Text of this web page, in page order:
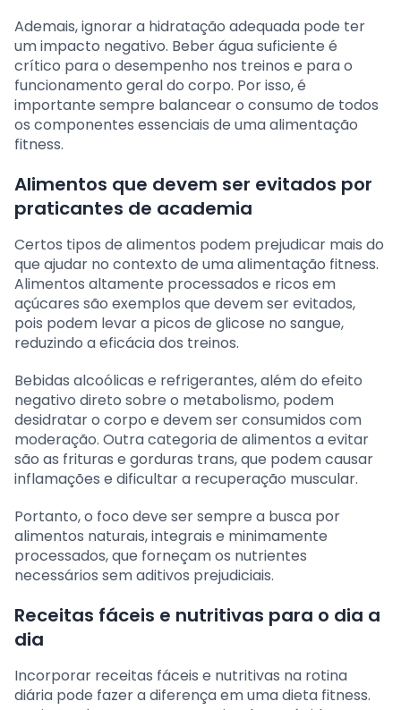
Ademais, ignorar a hidratação adequada pode ter
um impacto negativo. Beber água suficiente é
crítico para o desempenho nos treinos e para o
funcionamento geral do corpo. Por isso, é
importante sempre balancear o consumo de todos
os componentes essenciais de uma alimentação
fitness.
Alimentos que devem ser evitados por
praticantes de academia
Certos tipos de alimentos podem prejudicar mais do
que ajudar no contexto de uma alimentação fitness.
Alimentos altamente processados e ricos em
açúcares são exemplos que devem ser evitados,
pois podem levar a picos de glicose no sangue,
reduzindo a eficácia dos treinos.
Bebidas alcoólicas e refrigerantes, além do efeito
negativo direto sobre o metabolismo, podem
desidratar o corpo e devem ser consumidos com
moderação. Outra categoria de alimentos a evitar
são as frituras e gorduras trans, que podem causar
inflamações e dificultar a recuperação muscular.
Portanto, o foco deve ser sempre a busca por
alimentos naturais, integrais e minimamente
processados, que forneçam os nutrientes
necessários sem aditivos prejudiciais.
Receitas fáceis e nutritivas para o dia a
dia
Incorporar receitas fáceis e nutritivas na rotina
diária pode fazer a diferença em uma dieta fitness.